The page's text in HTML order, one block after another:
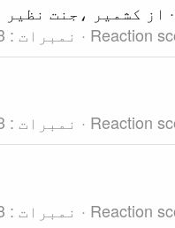
· از کشمیر ،جنت نظیر
Reaction نمبرات
Reaction نمبرات
Reaction نمبرات